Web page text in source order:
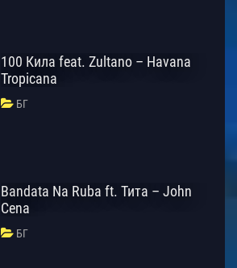
100 Кила feat. Zultano – Havana
Tropicana
БГ
Bandata Na Ruba ft. Тита – John
Cena
БГ